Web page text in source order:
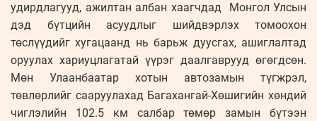
удирдлагууд, ажилтан албан хаагчдад Монгол Улсын
дэд бүтцийн асуудлыг шийдвэрлэх томоохон
төслүүдийг хугацаанд нь барьж дуусгах, ашиглалтад
оруулах хариуцлагатай үүрэг даалгаврууд өгөгдсөн.
Мөн Улаанбаатар хотын автозамын түгжрэл,
төвлөрлийг сааруулахад Багахангай-Хөшигийн хөндий
чиглэлийн 102.5 км салбар төмөр замын бүтээн